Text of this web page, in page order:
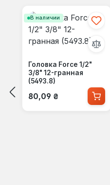
В наличии
Головка Force 1/2"
3/8" 12-гранная
(5493.8)
Обычная цена:
80,09 ₴